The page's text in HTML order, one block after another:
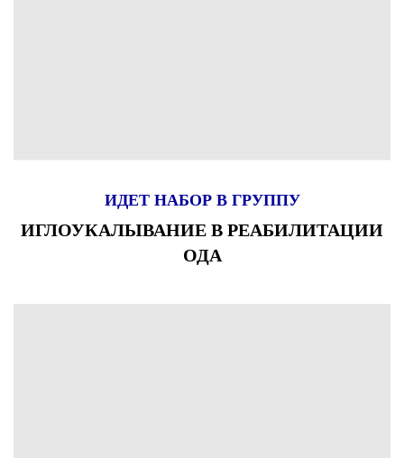
ИДЕТ НАБОР В ГРУППУ
ИГЛОУКАЛЫВАНИЕ В РЕАБИЛИТАЦИИ
ОДА